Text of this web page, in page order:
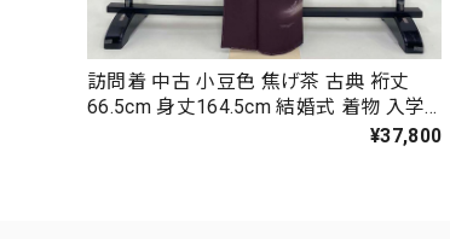
訪問着 中古 小豆色 焦げ茶 古典 裄丈
66.5cm 身丈164.5cm 結婚式 着物 入学
¥37,800